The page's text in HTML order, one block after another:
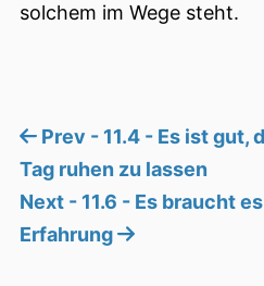
solchem im Wege steht.
Prev - 11.4 - Es ist gut,
Tag ruhen zu lassen
Next - 11.6 - Es braucht
Erfahrung